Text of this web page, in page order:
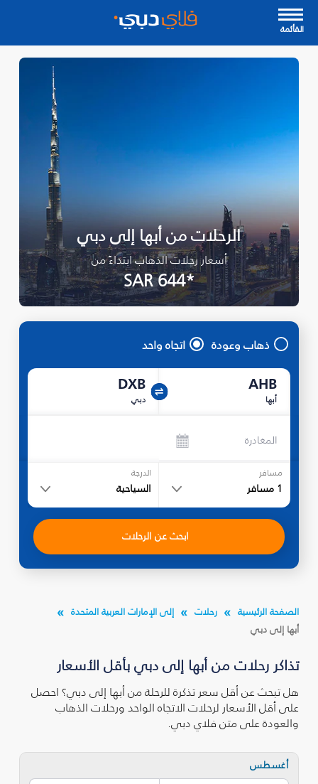
القأئمة
الرحلات من أبها إلى دبي
أسعار رحلات الذهاب ابتداءً من
*SAR 644
ذهاب وعودة اتجاه واحد
AHB
أبها
DXB
دبي
المغادرة
مسافر
1 مسافر
الدرجة
السياحية
ابحث عن الرحلات
الصفحة الرئيسية رحلات
إلى الإمارات العربية المتحدة
أبها إلى دبي
تذاكر رحلات من أبها إلى دبي بأقل الأسعار
هل تبحث عن أقل سعر تذكرة للرحلة من أبها إلى دبي؟ احصل
على أقل الأسعار لرحلات الاتجاه الواحد ورحلات الذهاب
والعودة على متن فلاي دبي.
أغسطس